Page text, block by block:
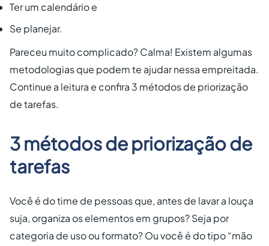
Ter um calendário e
Se planejar.
Pareceu muito complicado? Calma! Existem algumas
metodologias que podem te ajudar nessa empreitada.
Continue a leitura e confira 3 métodos de priorização
de tarefas.
3 métodos de priorização de
tarefas
Você é do time de pessoas que, antes de lavar a louça
suja, organiza os elementos em grupos? Seja por
categoria de uso ou formato? Ou você é do tipo “mão